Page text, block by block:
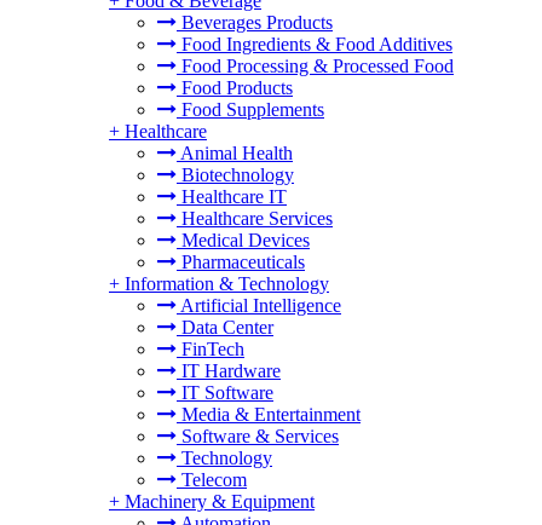
Beverages Products
Food Ingredients & Food Additives
Food Processing & Processed Food
Food Products
Food Supplements
+ Healthcare
Animal Health
Biotechnology
Healthcare IT
Healthcare Services
Medical Devices
Pharmaceuticals
+ Information & Technology
Artificial Intelligence
Data Center
FinTech
IT Hardware
IT Software
Media & Entertainment
Software & Services
Technology
Telecom
+ Machinery & Equipment